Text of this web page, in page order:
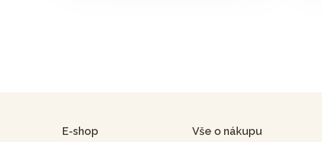
E-shop Vše o nákupu